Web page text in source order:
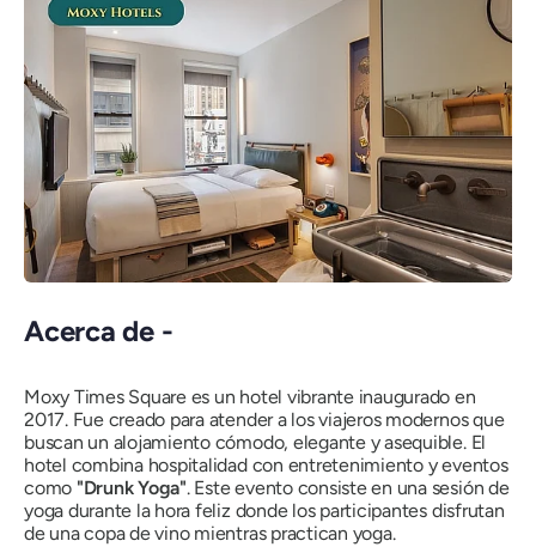
Acerca de -
Moxy Times Square es un hotel vibrante inaugurado en
2017. Fue creado para atender a los viajeros modernos que
buscan un alojamiento cómodo, elegante y asequible. El
hotel combina hospitalidad con entretenimiento y eventos
como "Drunk Yoga". Este evento consiste en una sesión de
yoga durante la hora feliz donde los participantes disfrutan
de una copa de vino mientras practican yoga.